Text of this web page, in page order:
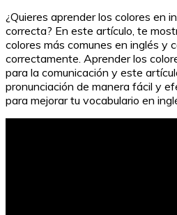
¿Quieres aprender los colores en
correcta? En este artículo, te
colores más comunes en inglés y
correctamente. Aprender los
para la comunicación y este
pronunciación de manera fácil y
para mejorar tu vocabulario en